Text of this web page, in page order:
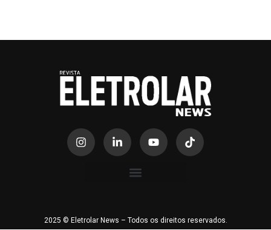
2025 © Eletrolar News – Todos os direitos reservados.